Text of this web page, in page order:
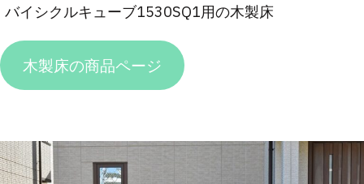
バイシクルキューブ1530SQ1用の木製床
木製床の商品ページ